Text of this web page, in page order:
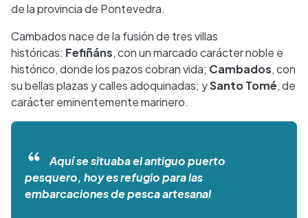
de la provincia de Pontevedra.
Cambados nace de la fusión de tres villas
históricas: Fefiñáns, con un marcado carácter noble e
histórico, donde los pazos cobran vida; Cambados, con
su bellas plazas y calles adoquinadas; ySanto Tomé, de
carácter eminentemente marinero.
Aquí se situaba el antiguo puerto
pesquero, hoy es refugio para las
embarcaciones de pesca artesanal